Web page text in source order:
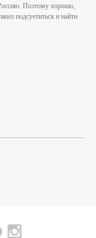
Поэтому хорошо,
подсуетиться и найти